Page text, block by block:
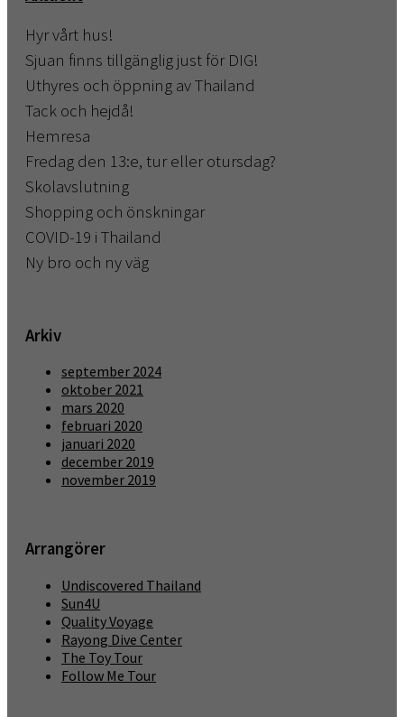
Hyr vårt hus!
Sjuan finns tillgänglig just för DIG!
Uthyres och öppning av Thailand
Tack och hejdå!
Hemresa
Fredag den 13:e, tur eller otursdag?
Skolavslutning
Shopping och önskningar
COVID-19 i Thailand
Ny bro och ny väg
Arkiv
september 2024
oktober 2021
mars 2020
februari 2020
januari 2020
december 2019
november 2019
Arrangörer
Undiscovered Thailand
Sun4U
Quality Voyage
Rayong Dive Center
The Toy Tour
Follow Me Tour